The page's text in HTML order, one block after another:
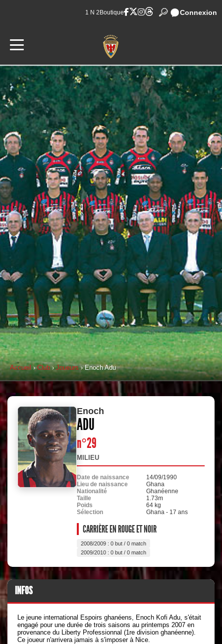
1 N 2 Boutique Connexion
Accueil ›Club›Joueurs› Enoch Adu
Enoch
ADU
n°29
MILIEU
Date de naissance
14/09/1990
Lieu de naissance
Ghana
Nationalité
Ghanéenne
Taille
1.73m
Poids
64 kg
Sélection
Ghana - 17 ans
CARRIÈRE EN ROUGE ET NOIR
2008/2009 : 0 but / 0 match
2009/2010 : 0 but / 0 match
INFOS
Le jeune international Espoirs ghanéens, Enoch Kofi Adu, s'était
engagé pour une durée de trois saisons au printemps 2007 en
provenance du Liberty Professionnal (1re division ghanéenne).
Ce joueur n'arrivera jamais à s'imposer à Nice.